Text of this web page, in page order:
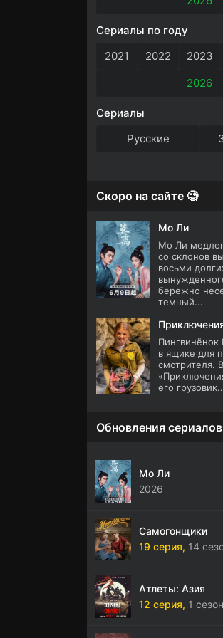
Сериалы по году
2021
2022 2023
2026
Сериалы
Русские
Скоро на сайте 🧐
Мо Ли
Мо Ли
со склонов
восьми
бережно
темный...
Пингвинёнок
в ящике для
смотрителя.
его
Обновления
Мо Ли
2026
Самогонщики
19 серия, 14
Атлеты: Азия
12 серия, 1